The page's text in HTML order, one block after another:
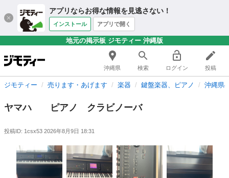
アプリならお得な情報を見逃さない！
インストール アプリで開く
地元の掲示板 ジモティー 沖縄版
沖縄県 検索 ログイン 投稿
ジモティー 売ります・あげます 楽器 鍵盤楽器、ピアノ 沖縄県
ヤマハ ピアノ クラビノーバ
投稿ID: 1csx53 2026年8月9日 18:31